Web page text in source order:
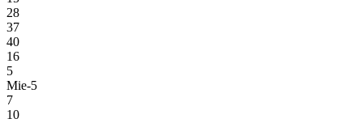
28
37
40
16
5
Mie-5
7
10